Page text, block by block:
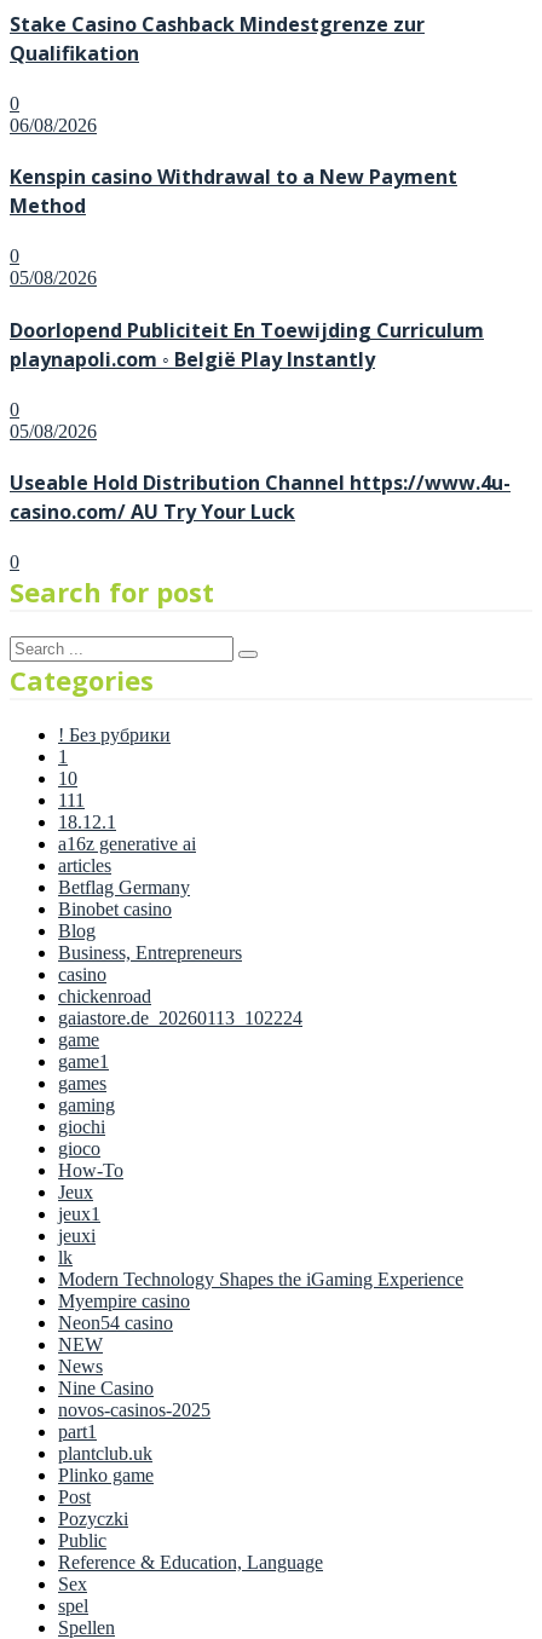
Stake Casino Cashback Mindestgrenze zur
Qualifikation
0
06/08/2026
Kenspin casino Withdrawal to a New Payment
Method
0
05/08/2026
Doorlopend Publiciteit En Toewijding Curriculum
playnapoli.com ◦ België Play Instantly
0
05/08/2026
Useable Hold Distribution Channel https://www.4u-
casino.com/ AU Try Your Luck
0
Search for post
Categories
! Без рубрики
1
10
111
18.12.1
a16z generative ai
articles
Betflag Germany
Binobet casino
Blog
Business, Entrepreneurs
casino
chickenroad
gaiastore.de_20260113_102224
game
game1
games
gaming
giochi
gioco
How-To
Jeux
jeux1
jeuxi
lk
Modern Technology Shapes the iGaming Experience
Myempire casino
Neon54 casino
NEW
News
Nine Casino
novos-casinos-2025
part1
plantclub.uk
Plinko game
Post
Pozyczki
Public
Reference & Education, Language
Sex
spel
Spellen